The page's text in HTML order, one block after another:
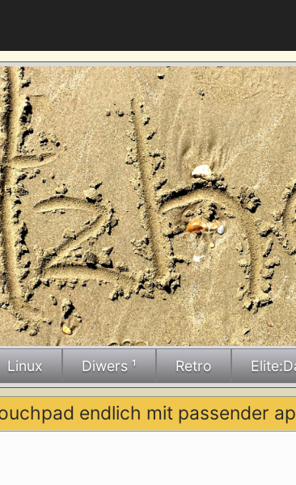
Linux Diwers ¹ Retro
endlich mit passender